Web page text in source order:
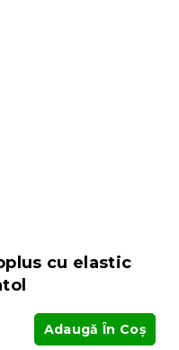
cu elastic
Adaugă În Coş